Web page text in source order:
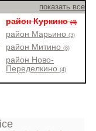
показать все
район Куркино(4)
район Марьино(3)
район Митино(8)
район Ново-
Переделкино(4)